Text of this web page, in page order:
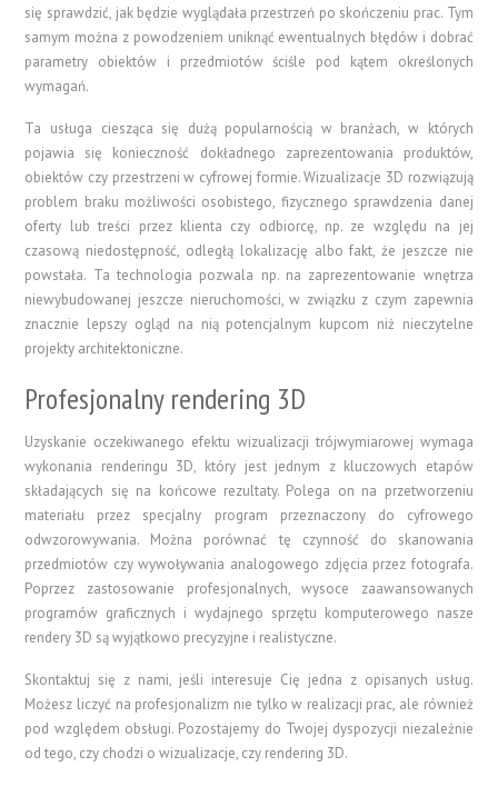
się sprawdzić, jak będzie wyglądała przestrzeń po skończeniu prac. Tym
samym można z powodzeniem uniknąć ewentualnych błędów i dobrać
parametry obiektów i przedmiotów ściśle pod kątem określonych
wymagań.
Ta usługa ciesząca się dużą popularnością w branżach, w których
pojawia się konieczność dokładnego zaprezentowania produktów,
obiektów czy przestrzeni w cyfrowej formie. Wizualizacje 3D rozwiązują
problem braku możliwości osobistego, fizycznego sprawdzenia danej
oferty lub treści przez klienta czy odbiorcę, np. ze względu na jej
czasową niedostępność, odległą lokalizację albo fakt, że jeszcze nie
powstała. Ta technologia pozwala np. na zaprezentowanie wnętrza
niewybudowanej jeszcze nieruchomości, w związku z czym zapewnia
znacznie lepszy ogląd na nią potencjalnym kupcom niż nieczytelne
projekty architektoniczne.
Profesjonalny rendering 3D
Uzyskanie oczekiwanego efektu wizualizacji trójwymiarowej wymaga
wykonania renderingu 3D, który jest jednym z kluczowych etapów
składających się na końcowe rezultaty. Polega on na przetworzeniu
materiału przez specjalny program przeznaczony do cyfrowego
odwzorowywania. Można porównać tę czynność do skanowania
przedmiotów czy wywoływania analogowego zdjęcia przez fotografa.
Poprzez zastosowanie profesjonalnych, wysoce zaawansowanych
programów graficznych i wydajnego sprzętu komputerowego nasze
rendery 3D są wyjątkowo precyzyjne i realistyczne.
Skontaktuj się z nami, jeśli interesuje Cię jedna z opisanych usług.
Możesz liczyć na profesjonalizm nie tylko w realizacji prac, ale również
pod względem obsługi. Pozostajemy do Twojej dyspozycji niezależnie
od tego, czy chodzi o wizualizacje, czy rendering 3D.